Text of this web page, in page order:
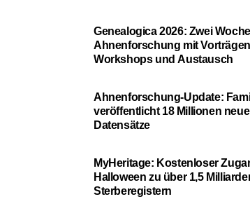
Genealogica 2026: Zwei
Ahnenforschung mit
Workshops und Austausch
Ahnenforschung-Update:
veröffentlicht 18 Millionen neue
Datensätze
MyHeritage: Kostenloser
Halloween zu über 1,5
Sterberegistern